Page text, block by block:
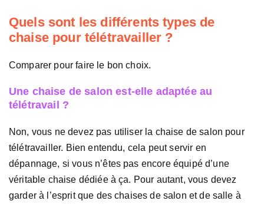
Quels sont les différents types de
chaise pour télétravailler ?
Comparer pour faire le bon choix.
Une chaise de salon est-elle adaptée au
télétravail ?
Non, vous ne devez pas utiliser la chaise de salon pour
télétravailler. Bien entendu, cela peut servir en
dépannage, si vous n’êtes pas encore équipé d’une
véritable chaise dédiée à ça. Pour autant, vous devez
garder à l’esprit que des chaises de salon et de salle à